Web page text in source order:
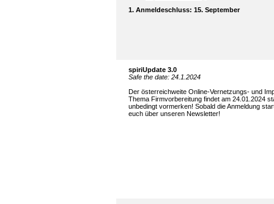
1. Anmeldeschluss: 15. September
spiriUpdate 3.0
Safe the date: 24.1.2024
Der österreichweite Online-Vernetzungs- und
Thema Firmvorbereitung findet am 24.01.2024
unbedingt vormerken! Sobald die Anmeldung
euch über unseren Newsletter!